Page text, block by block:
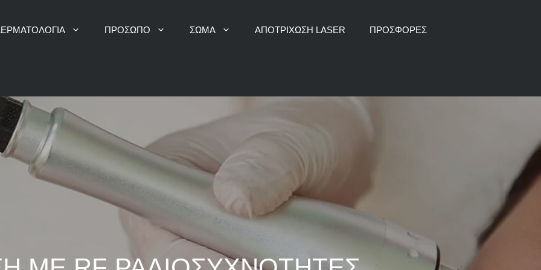
ΠΡΟΣΩΠΟ
ΔΕΡΜΟΑΠΟΞΕΣΗ ΜΕ ΔΙΑΜΑΝΤΙ
ΥΔΡΟΔΕΡΜΟΑΠΟΞΕΣΗ SKINBOOSTERS – ΒΙΟΔΙΕΓΕΡΤΕΣ
ΣΩΜΑ ΑΠΟΤΡΙΧΩΣΗ LASER ΠΡΟΣΦΟΡΕΣ